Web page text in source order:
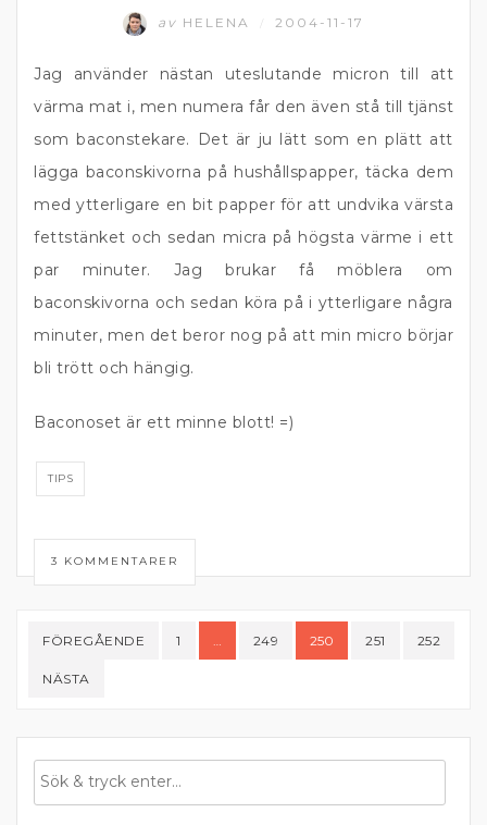
av HELENA 2004-11-17
Jag använder nästan uteslutande micron till att
värma mat i, men numera får den även stå till tjänst
som baconstekare. Det är ju lätt som en plätt att
lägga baconskivorna på hushållspapper, täcka dem
med ytterligare en bit papper för att undvika värsta
fettstänket och sedan micra på högsta värme i ett
par minuter. Jag brukar få möblera om
baconskivorna och sedan köra på i ytterligare några
minuter, men det beror nog på att min micro börjar
bli trött och hängig.
Baconoset är ett minne blott! =)
TIPS
3 KOMMENTARER
för
inlägg
FÖREGÅENDE 1 249 250 251 252
NÄSTA